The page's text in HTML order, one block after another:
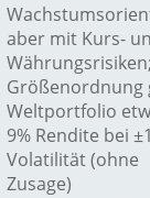
aber mit Kurs-
Größenordnung
Weltportfolio
9% Rendite bei
Volatilität (ohne
Zusage)